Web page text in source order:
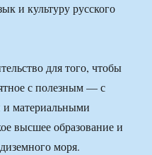
и культуру русского
для того, чтобы
с полезным — с
материальными
высшее образование и
моря.